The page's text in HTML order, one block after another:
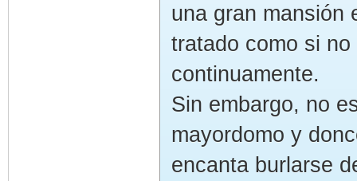
una gran mansión
tratado como si
continuamente.
Sin embargo, no
mayordomo y
encanta burlarse